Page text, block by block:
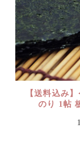
【送料込み
のり 1帖